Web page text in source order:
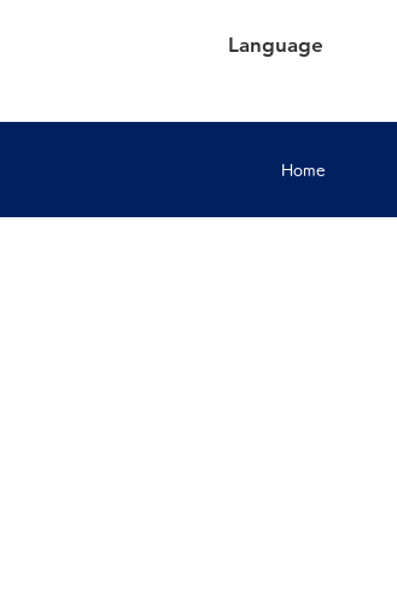
Language
Home